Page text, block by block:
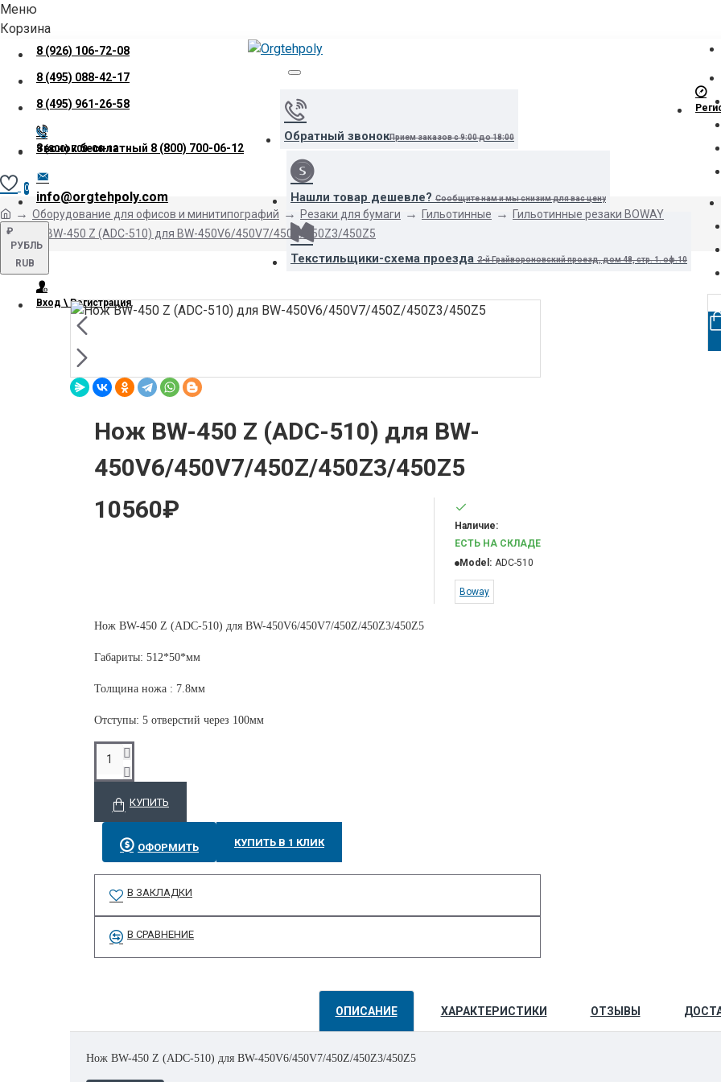
Меню
Корзина
8 (926) 106-72-08
8 (495) 088-42-17
8 (495) 961-26-58
Звонок бесплатный 8 (800) 700-06-12
info@orgtehpoly.com
₽
РУБЛЬ
RUB
Вход \ Регистрация
Обратный звонокПрием заказов с 9:00 до 18:00
Нашли товар дешевле? Сообщите нам и мы снизим для вас цену
Текстильщики-схема проезда 2-й Грайвороновский проезд, дом 48, стр. 1. оф.10
8 (800) 700-06-12
0
Оборудование для офисов и минитипографий Резаки для бумаги Гильотинные
Гильотинные резаки BOWAY
Нож BW-450 Z (ADC-510) для BW-450V6/450V7/450Z/450Z3/450Z5
Нож BW-450 Z (ADC-510) для BW-
450V6/450V7/450Z/450Z3/450Z5
10560₽
Наличие:
ЕСТЬ НА СКЛАДЕ
Model: ADC-510
Boway
Нож BW-450 Z (ADC-510) для BW-450V6/450V7/450Z/450Z3/450Z5
Габариты: 512*50*мм
Толщина ножа : 7.8мм
Отступы: 5 отверстий через 100мм
КУПИТЬ
ОФОРМИТЬ КУПИТЬ В 1 КЛИК
В ЗАКЛАДКИ
В СРАВНЕНИЕ
ОПИСАНИЕ ХАРАКТЕРИСТИКИ ОТЗЫВЫ
Нож BW-450 Z (ADC-510) для BW-450V6/450V7/450Z/450Z3/450Z5